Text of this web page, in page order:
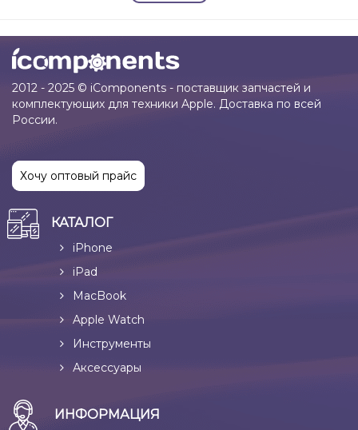
2012 - 2025 © iComponents - поставщик запчастей и
комплектующих для техники Apple. Доставка по всей
России.
Хочу оптовый прайс
КАТАЛОГ
iPhone
iPad
MacBook
Apple Watch
Инструменты
Аксессуары
ИНФОРМАЦИЯ